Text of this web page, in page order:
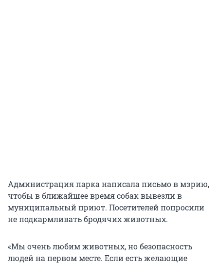
Администрация парка написала письмо в мэрию,
чтобы в ближайшее время собак вывезли в
муниципальный приют. Посетителей попросили
не подкармливать бродячих животных.
«Мы очень любим животных, но безопасность
людей на первом месте. Если есть желающие